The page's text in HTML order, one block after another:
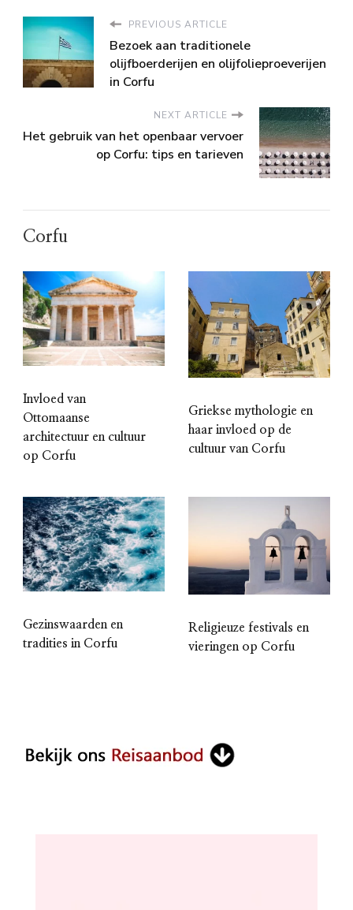
PREVIOUS ARTICLE
Bezoek aan traditionele
olijfboerderijen en olijfolieproeverijen
in Corfu
NEXT ARTICLE
Het gebruik van het openbaar vervoer
op Corfu: tips en tarieven
Corfu
Invloed van
Ottomaanse
architectuur en cultuur
op Corfu
Griekse mythologie en
haar invloed op de
cultuur van Corfu
Gezinswaarden en
tradities in Corfu
Religieuze festivals en
vieringen op Corfu